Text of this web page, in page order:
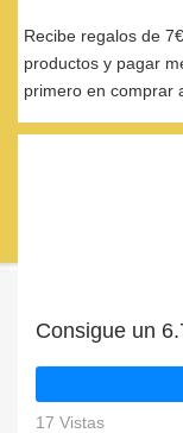
Recibe regalos de
productos y pagar
primero en comprar
17 Vistas